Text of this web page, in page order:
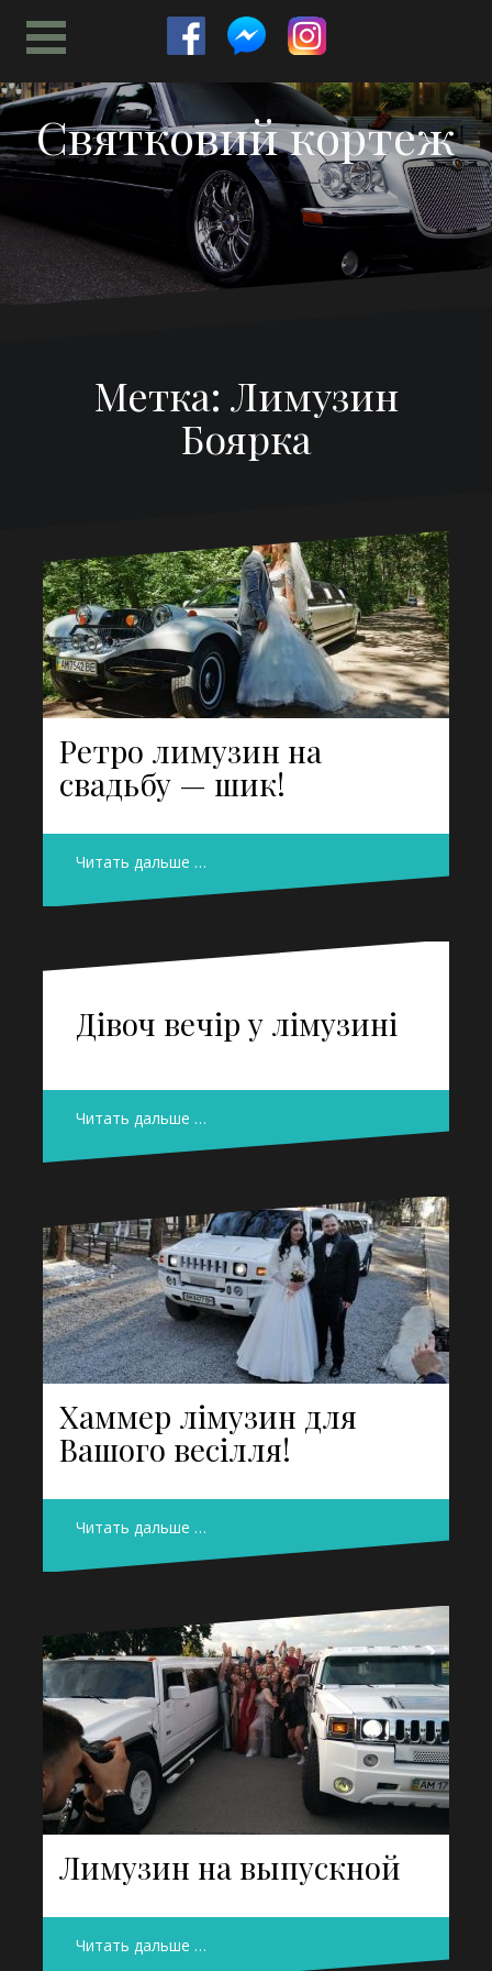
содержимому
Святковий кортеж
Метка: Лимузин
Боярка
Ретро лимузин на
свадьбу — шик!
Читать дальше …
Дівоч вечір у лімузині
Читать дальше …
Хаммер лімузин для
Вашого весілля!
Читать дальше …
Лимузин на выпускной
Читать дальше …